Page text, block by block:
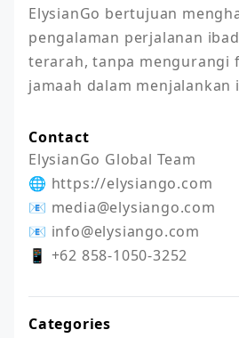
ElysianGo bertujuan
pengalaman perjalanan
terarah, tanpa mengurangi
jamaah dalam menjalankan
Contact
ElysianGo Global Team
🌐 https://elysiango.com
📧 media@elysiango.com
📧 info@elysiango.com
📱 +62 858-1050-3252
Categories